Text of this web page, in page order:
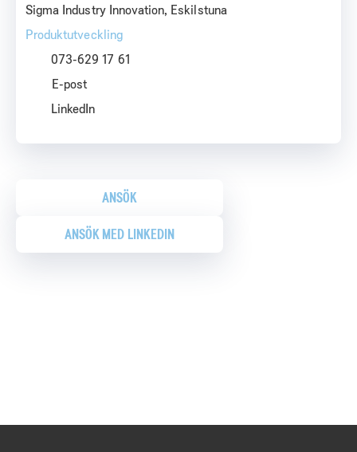
Sigma Industry Innovation, Eskilstuna
Produktutveckling
073-629 17 61
LinkedIn
ANSÖK
ANSÖK MED LINKEDIN